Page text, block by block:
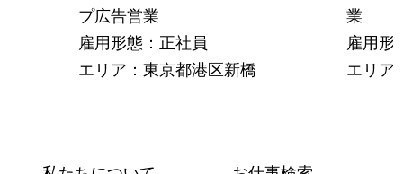
プ広告営業
雇用形態：正社員
エリア：東京都港区新橋
業
雇用形
エリア